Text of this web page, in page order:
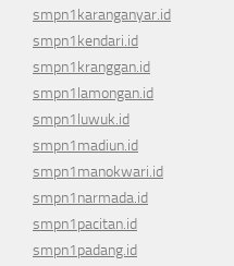
smpn1karanganyar.id
smpn1kendari.id
smpn1kranggan.id
smpn1lamongan.id
smpn1luwuk.id
smpn1madiun.id
smpn1manokwari.id
smpn1narmada.id
smpn1pacitan.id
smpn1padang.id